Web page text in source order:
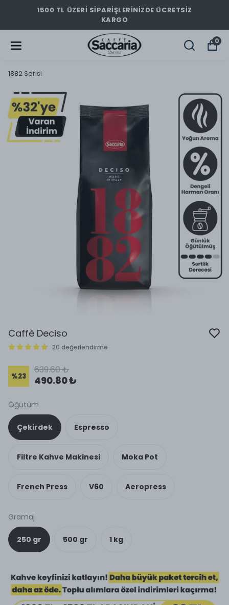
1500 TL ÜZERİ SİPARİŞLERİNİZDE ÜCRETSİZ
KARGO
0
1882 Serisi
Caffè Deciso
20 değerlendirme
%23
639.60 ₺
490.80 ₺
Öğütüm
Çekirdek Espresso
Filtre Kahve Makinesi Moka Pot
French Press V60 Aeropress
Gramaj
250 gr 500 gr 1 kg